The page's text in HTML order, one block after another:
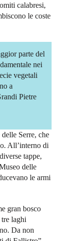
calabresi,
le coste
parte del
nei
vegetali
a
Pietre
Serre, che
All’interno di
tappe,
delle
le armi
gran bosco
laghi
Da non